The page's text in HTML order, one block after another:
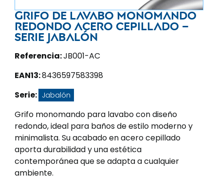
Grifo de lavabo monomando
redondo acero cepillado –
Serie Jabalón
Referencia:JB001-AC
EAN13:8436597583398
Serie: Jabalón
Grifo monomando para lavabo con diseño
redondo, ideal para baños de estilo moderno y
minimalista. Su acabado en acero cepillado
aporta durabilidad y una estética
contemporánea que se adapta a cualquier
ambiente.